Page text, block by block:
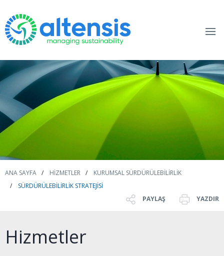
ANA SAYFA HIZMETLER
KURUMSAL SÜRDÜRÜLEBILIRLIK
SÜRDÜRÜLEBILIRLIK STRATEJISI
PAYLAŞ
YAZDIR
Hizmetler